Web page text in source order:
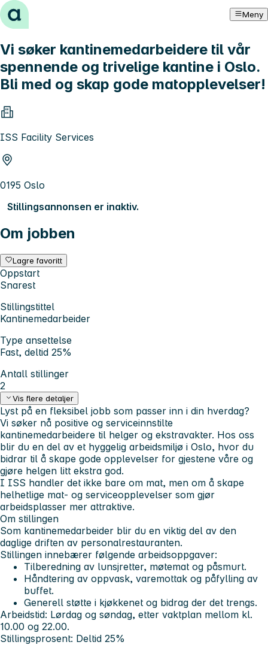
Hopp til innhold Meny
Vi søker kantinemedarbeidere til vår
spennende og trivelige kantine i Oslo.
Bli med og skap gode matopplevelser!
ISS Facility Services
0195 Oslo
Stillingsannonsen er inaktiv.
Om jobben
Lagre favoritt
Oppstart
Snarest
Stillingstittel
Kantinemedarbeider
Type ansettelse
Fast, deltid 25%
Antall stillinger
2
Vis flere detaljer
Lyst på en fleksibel jobb som passer inn i din hverdag?
Vi søker nå positive og serviceinnstilte
kantinemedarbeidere til helger og ekstravakter. Hos oss
blir du en del av et hyggelig arbeidsmiljø i Oslo, hvor du
bidrar til å skape gode opplevelser for gjestene våre og
gjøre helgen litt ekstra god.
I ISS handler det ikke bare om mat, men om å skape
helhetlige mat- og serviceopplevelser som gjør
arbeidsplasser mer attraktive.
Om stillingen
Som kantinemedarbeider blir du en viktig del av den
daglige driften av personalrestauranten.
Stillingen innebærer følgende arbeidsoppgaver:
Tilberedning av lunsjretter, møtemat og påsmurt.
Håndtering av oppvask, varemottak og påfylling av
buffet.
Generell støtte i kjøkkenet og bidrag der det trengs.
Arbeidstid: Lørdag og søndag, etter vaktplan mellom kl.
10.00 og 22.00.
Stillingsprosent: Deltid 25%